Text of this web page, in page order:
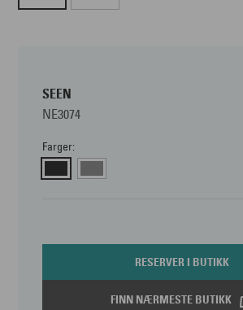
SEEN
NE3074
Farger:
RESERVER I BUTIKK
FINN NÆRMESTE BUTIKK